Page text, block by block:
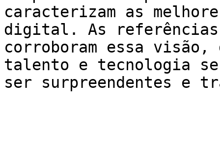
caracterizam as
digital. As referências
corroboram essa visão,
talento e tecnologia se
ser surpreendentes e